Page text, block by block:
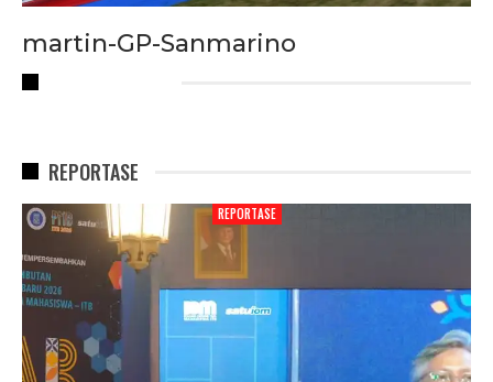
martin-GP-Sanmarino
REPORTASE
REPORTASE